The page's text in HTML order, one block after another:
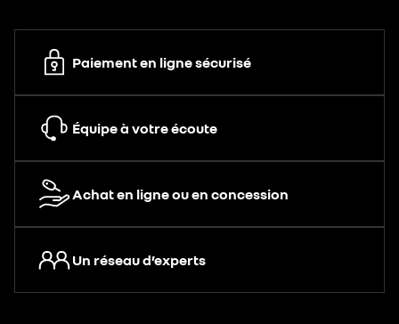
Paiement en ligne sécurisé
Équipe à votre écoute
Achat en ligne ou en concession
Un réseau d’experts